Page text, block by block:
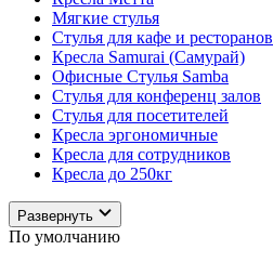
Мягкие стулья
Стулья для кафе и ресторанов
Кресла Samurai (Самурай)
Офисные Стулья Samba
Стулья для конференц залов
Стулья для посетителей
Кресла эргономичные
Кресла для сотрудников
Кресла до 250кг
Развернуть
По умолчанию